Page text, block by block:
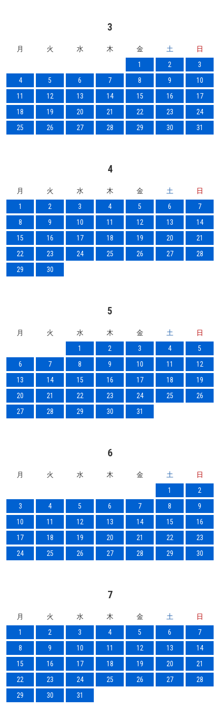
3
月 火 水 木 金 土
日
1
2
3
4
5 6 7 8 9
10
11
12 13 14 15 16
17
18
19 20 21 22 23
24
25
26 27 28 29 30 31
4
月 火 水 木 金 土
日
1
2 3 4 5 6
7
8
9 10 11 12 13
14
15
16 17 18 19 20
21
22
23 24 25 26 27
28
29
30
5
月 火 水 木 金 土
日
1
2 3 4
5
6
7 8 9 10 11
12
13
14 15 16 17 18
19
20
21 22 23 24 25
26
27
28 29 30 31
6
月 火 水 木 金 土
日
1
2
3
4 5 6 7 8
9
10
11 12 13 14 15
16
17
18 19 20 21 22
23
24
25 26 27 28 29 30
7
月 火 水 木 金 土
日
1
2 3 4 5 6
7
8
9 10 11 12 13
14
15
16 17 18 19 20
21
22
23 24 25 26 27
28
29
30 31